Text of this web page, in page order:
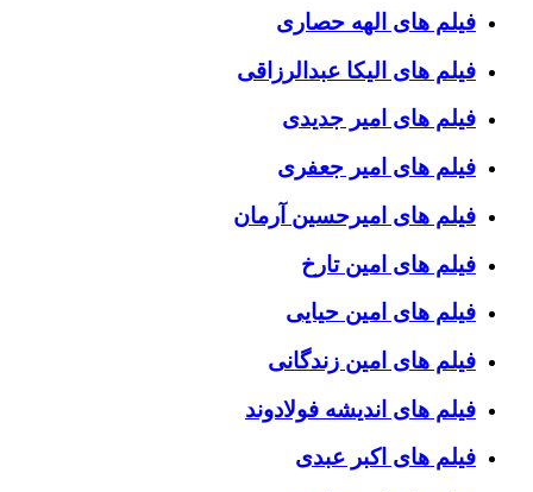
فیلم های الهه حصاری
فیلم های الیکا عبدالرزاقی
فیلم های امیر جدیدی
فیلم های امیر جعفری
فیلم های امیرحسین آرمان
فیلم های امین تارخ
فیلم های امین حیایی
فیلم های امین زندگانی
فیلم های اندیشه فولادوند
فیلم های اکبر عبدی